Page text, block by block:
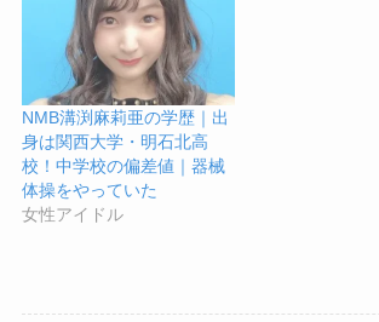
NMB溝渕麻莉亜の学歴｜出
身は関西大学・明石北高
校！中学校の偏差値｜器械
体操をやっていた
女性アイドル